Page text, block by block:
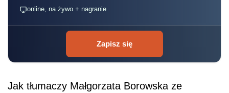
online, na żywo + nagranie
Zapisz się
Jak tłumaczy Małgorzata Borowska ze